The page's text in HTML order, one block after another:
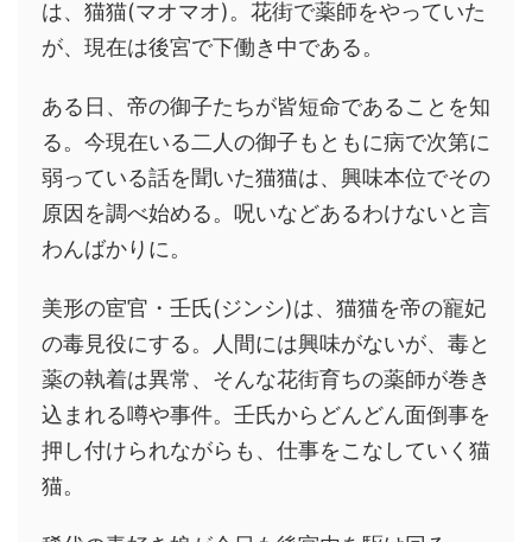
は、猫猫(マオマオ)。花街で薬師をやっていた
が、現在は後宮で下働き中である。
ある日、帝の御子たちが皆短命であることを知
る。今現在いる二人の御子もともに病で次第に
弱っている話を聞いた猫猫は、興味本位でその
原因を調べ始める。呪いなどあるわけないと言
わんばかりに。
美形の宦官・壬氏(ジンシ)は、猫猫を帝の寵妃
の毒見役にする。人間には興味がないが、毒と
薬の執着は異常、そんな花街育ちの薬師が巻き
込まれる噂や事件。壬氏からどんどん面倒事を
押し付けられながらも、仕事をこなしていく猫
猫。